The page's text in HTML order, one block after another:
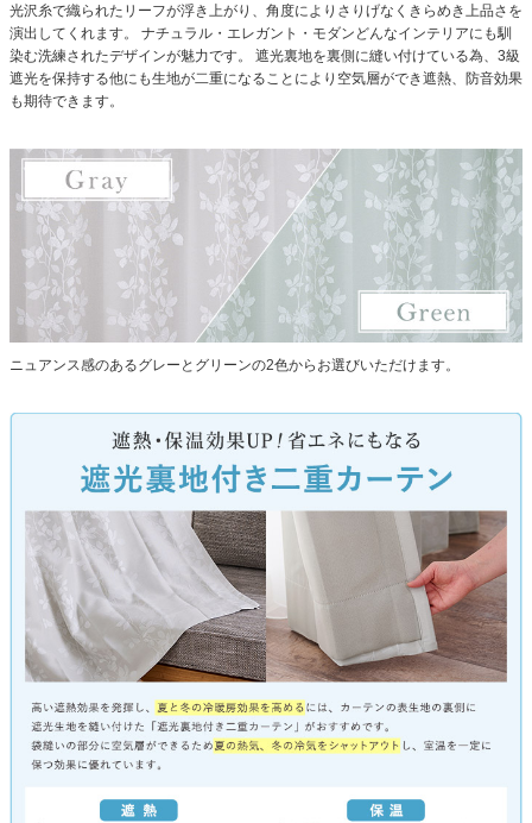
光沢糸で織られたリーフが浮き上がり、角度によりさりげなくきらめき上品さを
演出してくれます。
ナチュラル・エレガント・モダンどんなインテリアにも馴
染む洗練されたデザインが魅力です。
遮光裏地を裏側に縫い付けている為、3級
遮光を保持する他にも生地が二重になることにより空気層ができ遮熱、防音効果
も期待できます。
ニュアンス感のあるグレーとグリーンの2色からお選びいただけます。